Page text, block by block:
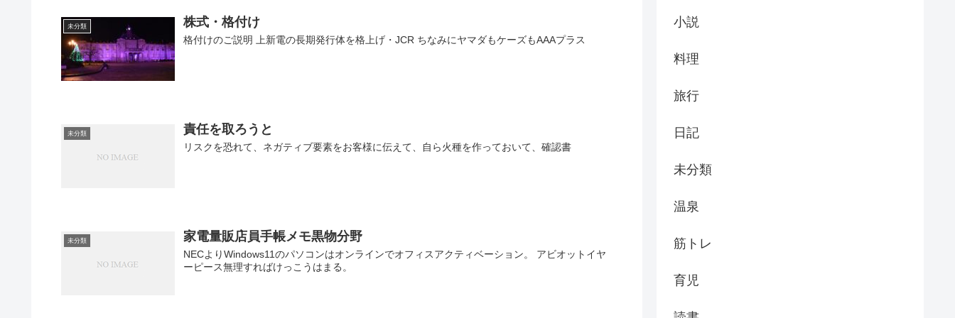
未分類 株式・格付け
格付けのご説明 上新電の長期発行体を格上げ・JCR ちなみにヤマダもケーズもAAAプラス
未分類 責任を取ろうと
リスクを恐れて、ネガティブ要素をお客様に伝えて、自ら火種を作っておいて、確認書
未分類 家電量販店員手帳メモ黒物分野
NECよりWindows11のパソコンはオンラインでオフィスアクティベーション。 アビオットイヤ
ーピース無理すればけっこうはまる。
小説
料理
旅行
日記
未分類
温泉
筋トレ
育児